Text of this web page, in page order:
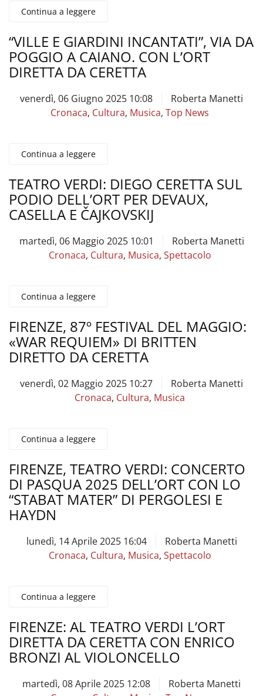
Continua a leggere
“VILLE E GIARDINI INCANTATI”, VIA DA
POGGIO A CAIANO. CON L’ORT
DIRETTA DA CERETTA
venerdì, 06 Giugno 2025 10:08
Roberta Manetti
Cronaca, Cultura, Musica, Top News
Continua a leggere
TEATRO VERDI: DIEGO CERETTA SUL
PODIO DELL’ORT PER DEVAUX,
CASELLA E ČAJKOVSKIJ
martedì, 06 Maggio 2025 10:01
Roberta Manetti
Cronaca, Cultura, Musica, Spettacolo
Continua a leggere
FIRENZE, 87º FESTIVAL DEL MAGGIO:
«WAR REQUIEM» DI BRITTEN
DIRETTO DA CERETTA
venerdì, 02 Maggio 2025 10:27
Roberta Manetti
Cronaca, Cultura, Musica
Continua a leggere
FIRENZE, TEATRO VERDI: CONCERTO
DI PASQUA 2025 DELL’ORT CON LO
“STABAT MATER” DI PERGOLESI E
HAYDN
lunedì, 14 Aprile 2025 16:04
Roberta Manetti
Cronaca, Cultura, Musica, Spettacolo
Continua a leggere
FIRENZE: AL TEATRO VERDI L’ORT
DIRETTA DA CERETTA CON ENRICO
BRONZI AL VIOLONCELLO
martedì, 08 Aprile 2025 12:08
Roberta Manetti